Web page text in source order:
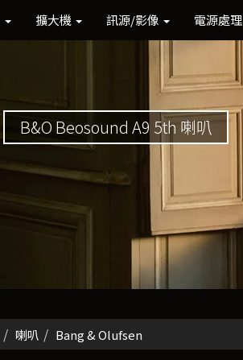
擴大機 訊源/影像 電源處理
B&O Beosound A9 5th 喇叭
喇叭 Bang & Olufsen